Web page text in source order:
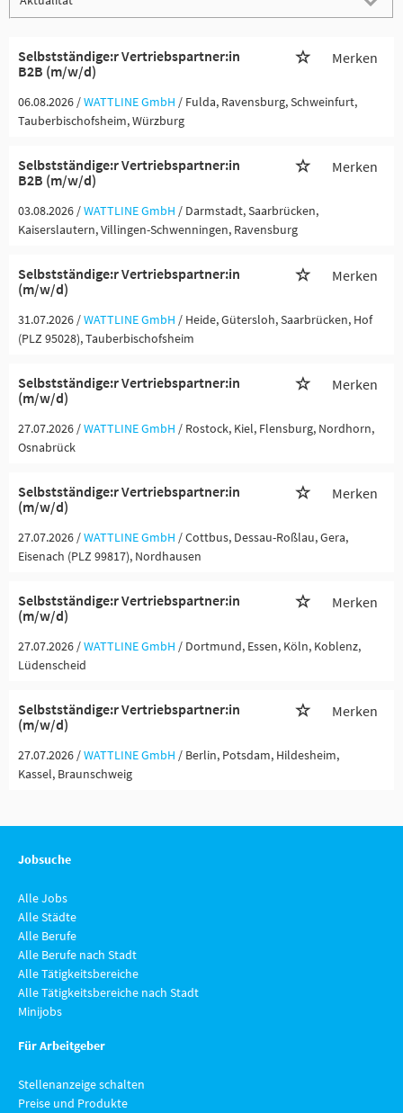
Selbstständige:r Vertriebspartner:in
B2B (m/w/d)
Merken
06.08.2026 /WATTLINE GmbH / Fulda, Ravensburg, Schweinfurt,
Tauberbischofsheim, Würzburg
Selbstständige:r Vertriebspartner:in
B2B (m/w/d)
Merken
03.08.2026 /WATTLINE GmbH / Darmstadt, Saarbrücken,
Kaiserslautern, Villingen-Schwenningen, Ravensburg
Selbstständige:r Vertriebspartner:in
(m/w/d)
Merken
31.07.2026 /WATTLINE GmbH / Heide, Gütersloh, Saarbrücken, Hof
(PLZ 95028), Tauberbischofsheim
Selbstständige:r Vertriebspartner:in
(m/w/d)
Merken
27.07.2026 /WATTLINE GmbH / Rostock, Kiel, Flensburg, Nordhorn,
Osnabrück
Selbstständige:r Vertriebspartner:in
(m/w/d)
Merken
27.07.2026 /WATTLINE GmbH / Cottbus, Dessau-Roßlau, Gera,
Eisenach (PLZ 99817), Nordhausen
Selbstständige:r Vertriebspartner:in
(m/w/d)
Merken
27.07.2026 /WATTLINE GmbH / Dortmund, Essen, Köln, Koblenz,
Lüdenscheid
Selbstständige:r Vertriebspartner:in
(m/w/d)
Merken
27.07.2026 /WATTLINE GmbH / Berlin, Potsdam, Hildesheim,
Kassel, Braunschweig
Jobsuche
Alle Jobs
Alle Städte
Alle Berufe
Alle Berufe nach Stadt
Alle Tätigkeitsbereiche
Alle Tätigkeitsbereiche nach Stadt
Minijobs
Für Arbeitgeber
Stellenanzeige schalten
Preise und Produkte